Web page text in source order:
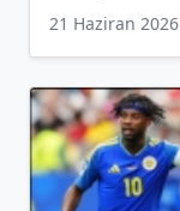
21 Haziran 2026